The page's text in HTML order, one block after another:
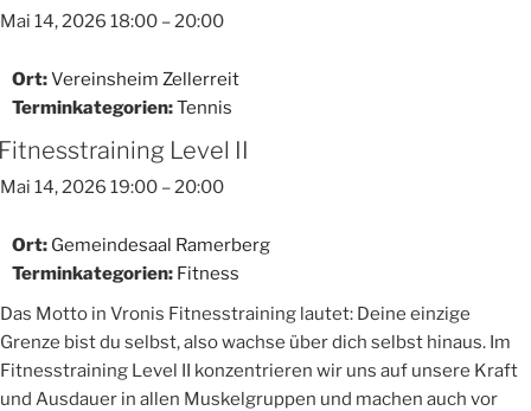
Mai 14, 2026 18:00 –20:00
Ort:Vereinsheim Zellerreit
Terminkategorien:Tennis
Level II
Mai 14, 2026 19:00 –20:00
Ort: Gemeindesaal Ramerberg
Terminkategorien: Fitness
Das Motto in Vronis Fitnesstraining lautet: Deine einzige
Grenze bist du selbst, also wachse über dich selbst hinaus. Im
Fitnesstraining Level II konzentrieren wir uns auf unsere Kraft
und Ausdauer in allen Muskelgruppen und machen auch vor